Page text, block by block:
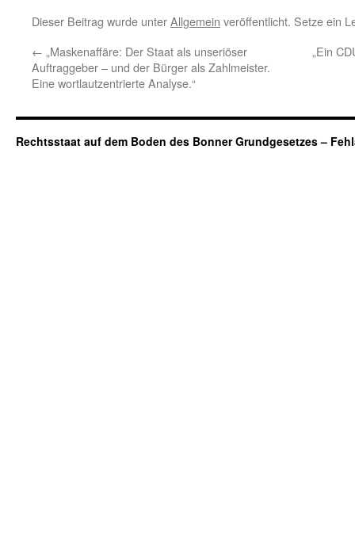
Dieser Beitrag wurde unterAllgemein veröffentlicht. Setze ein
← „Maskenaffäre: Der Staat als unseriöser
Auftraggeber – und der Bürger als Zahlmeister.
Eine wortlautzentrierte Analyse.“
„Ein
Rechtsstaat auf dem Boden des Bonner Grundgesetzes –